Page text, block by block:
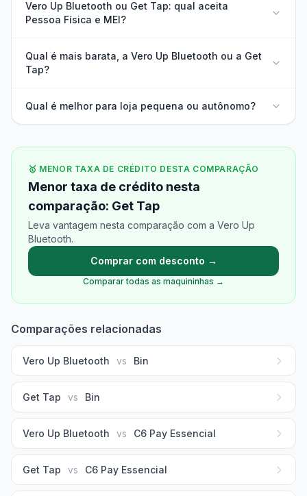
Vero Up Bluetooth ou Get Tap: qual aceita
Pessoa Física e MEI?
Qual é mais barata, a Vero Up Bluetooth ou a Get
Tap?
Qual é melhor para loja pequena ou autônomo?
🥇 MENOR TAXA DE CRÉDITO DESTA COMPARAÇÃO
Menor taxa de crédito nesta
comparação: Get Tap
Leva vantagem nesta comparação com a Vero Up
Bluetooth.
Comprar com desconto →
Comparar todas as maquininhas →
Comparações relacionadas
Vero Up Bluetooth vs Bin
Get Tap vs Bin
Vero Up Bluetooth vs C6 Pay Essencial
Get Tap vs C6 Pay Essencial